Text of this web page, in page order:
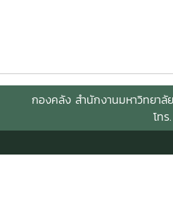
กองคลัง สำนักงานมหาวิทยาลัย
โท